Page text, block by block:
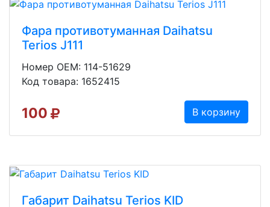
Фара противотуманная Daihatsu
Terios J111
Номер OEM: 114-51629
Код товара: 1652415
100 В корзину
Габарит Daihatsu Terios KID